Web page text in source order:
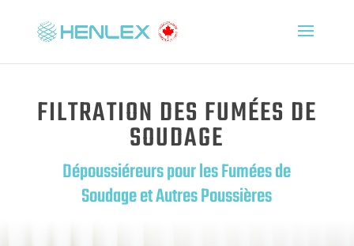
FILTRATION DES FUMÉES DE
SOUDAGE
Dépoussiéreurs pour les Fumées de
Soudage et Autres Poussières